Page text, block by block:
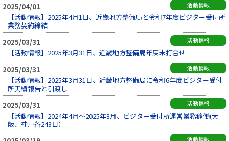
2025/04/01
活動情報
【活動情報】2025年4月1日、近畿地方整備局と令和7年度ビジター受付所
業務契約締結
2025/03/31
活動情報
【活動情報】2025年3月31日、近畿地方整備局年度末打合せ
2025/03/31
活動情報
【活動情報】2025年3月31日、近畿地方整備局に令和6年度ビジター受付
所実績報告と引渡し
2025/03/31
活動情報
【活動情報】2024年4月～2025年3月、ビジター受付所運営業務稼働(大
阪、神戸各243日）
活動情報